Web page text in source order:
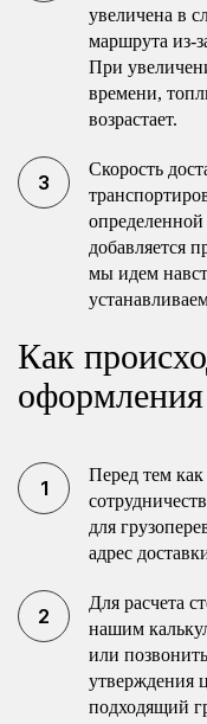
увеличена в
маршрута из-
При
времени,
возрастает.
Скорость
определенной
добавляется
мы идем
Как
Перед тем
для
адрес
Для расчета
нашим
или
утверждения
подходящий